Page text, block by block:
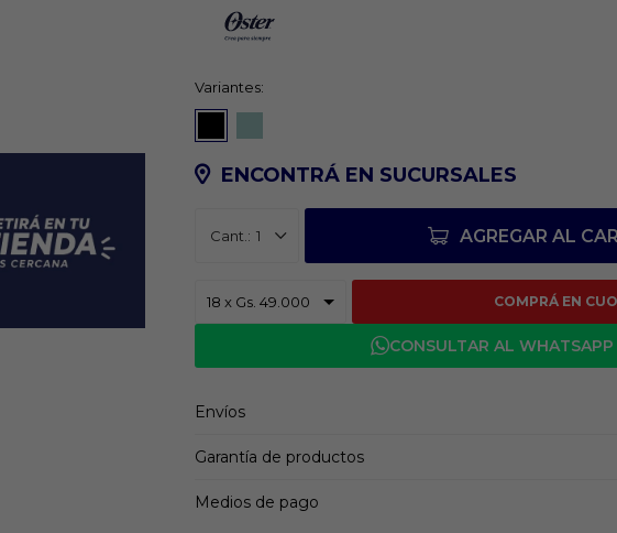
Variantes:
ENCONTRÁ EN SUCURSALES
1 AGREGAR AL
COMPRÁ EN
CONSULTAR AL WHATSAPP
Envíos
Garantía de productos
Medios de pago